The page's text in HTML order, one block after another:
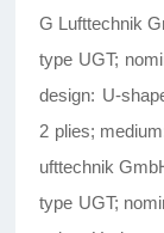
G Lufttechnik
type UGT;
design: U-
2 plies;
ufttechnik
type UGT;